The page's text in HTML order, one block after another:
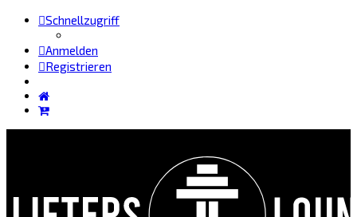
Schnellzugriff
Anmelden
Registrieren